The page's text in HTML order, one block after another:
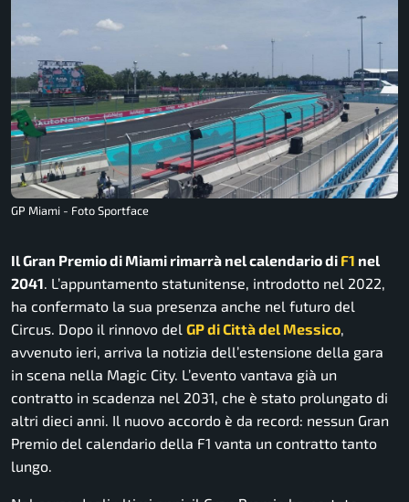
GP Miami - Foto Sportface
Il Gran Premio di Miami rimarrà nel calendario di F1 nel
2041. L’appuntamento statunitense, introdotto nel 2022,
ha confermato la sua presenza anche nel futuro del
Circus. Dopo il rinnovo del GP di Città del Messico,
avvenuto ieri, arriva la notizia dell’estensione della gara
in scena nella Magic City. L’evento vantava già un
contratto in scadenza nel 2031, che è stato prolungato di
altri dieci anni. Il nuovo accordo è da record: nessun Gran
Premio del calendario della F1 vanta un contratto tanto
lungo.